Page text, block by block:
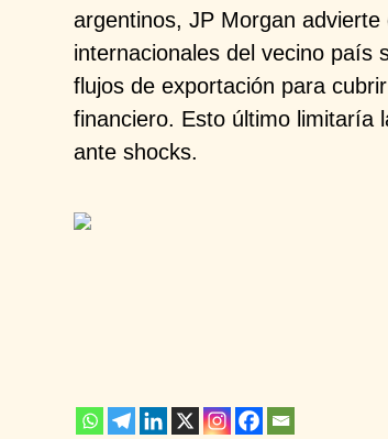
argentinos, JP Morgan
internacionales del vecino país
flujos de exportación para
financiero. Esto último limitaría
ante shocks.